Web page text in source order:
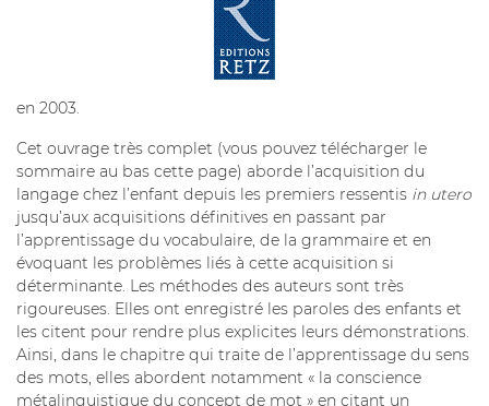
en 2003.
Cet ouvrage très complet (vous pouvez télécharger le
sommaire au bas cette page) aborde l’acquisition du
langage chez l’enfant depuis les premiers ressentis in utero
jusqu’aux acquisitions définitives en passant par
l’apprentissage du vocabulaire, de la grammaire et en
évoquant les problèmes liés à cette acquisition si
déterminante. Les méthodes des auteurs sont très
rigoureuses. Elles ont enregistré les paroles des enfants et
les citent pour rendre plus explicites leurs démonstrations.
Ainsi, dans le chapitre qui traite de l’apprentissage du sens
des mots, elles abordent notamment « la conscience
métalinguistique du concept de mot » en citant un